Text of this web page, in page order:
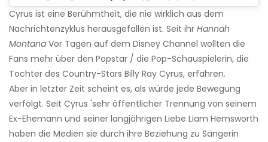
Cyrus ist eine Berühmtheit, die nie wirklich aus dem
Nachrichtenzyklus herausgefallen ist. Seit ihr Hannah
Montana Vor Tagen auf dem Disney Channel wollten die
Fans mehr über den Popstar / die Pop-Schauspielerin, die
Tochter des Country-Stars Billy Ray Cyrus, erfahren.
Aber in letzter Zeit scheint es, als würde jede Bewegung
verfolgt. Seit Cyrus 'sehr öffentlicher Trennung von seinem
Ex-Ehemann und seiner langjährigen Liebe Liam Hemsworth
haben die Medien sie durch ihre Beziehung zu Sängerin